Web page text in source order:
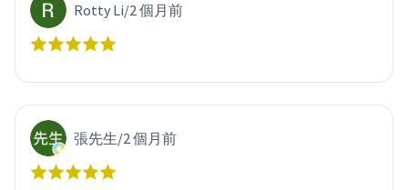
Rotty Li/2 個月前
張先生/2 個月前